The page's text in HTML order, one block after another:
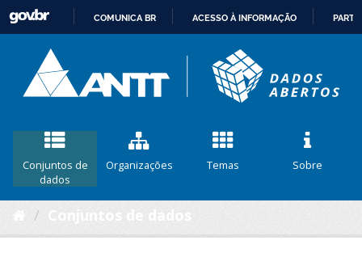
CONTEÚDO
COMUNICA BR ACESSO À INFORMAÇÃO
Conjuntos de
dados
Organizações Temas Sobre